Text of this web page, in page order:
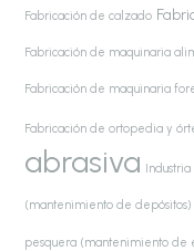
Fabricación de calzado
Fabricación de maquinaria
Fabricación de maquinaria
Fabricación de ortopedia y
abrasiva
(mantenimiento de depósitos)
pesquera (mantenimiento de